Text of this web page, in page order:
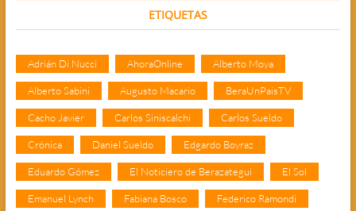
ETIQUETAS
Adrián Di Nucci AhoraOnline Alberto Moya
Alberto Sabini Augusto Macario BeraUnPaisTV
Cacho Javier Carlos Siniscalchi Carlos Sueldo
Crónica Daniel Sueldo Edgardo Boyraz
Eduardo Gómez El Noticiero de Berazategui El Sol
Emanuel Lynch Fabiana Bosco Federico Ramondi